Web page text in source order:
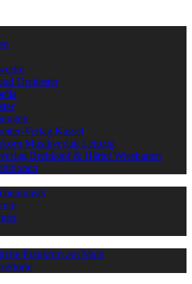
Orchester
Verlag Kassel
Musikverlag Leipzig
Breitkopf & Härtel Wiesbaden
Frankfurt am Main